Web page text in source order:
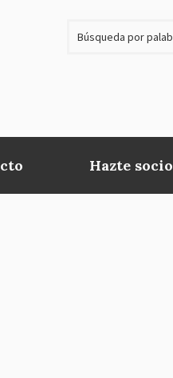
Hazte socio